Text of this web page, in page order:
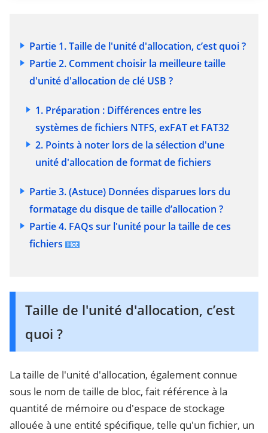
Partie 1. Taille de l'unité d'allocation, c’est quoi ?
Partie 2. Comment choisir la meilleure taille
d'unité d'allocation de clé USB ?
1. Préparation : Différences entre les
systèmes de fichiers NTFS, exFAT et FAT32
2. Points à noter lors de la sélection d'une
unité d'allocation de format de fichiers
Partie 3. (Astuce) Données disparues lors du
formatage du disque de taille d’allocation ?
Partie 4. FAQs sur l'unité pour la taille de ces
fichiers
Taille de l'unité d'allocation, c’est
quoi ?
La taille de l'unité d'allocation, également connue
sous le nom de taille de bloc, fait référence à la
quantité de mémoire ou d'espace de stockage
allouée à une entité spécifique, telle qu'un fichier, un